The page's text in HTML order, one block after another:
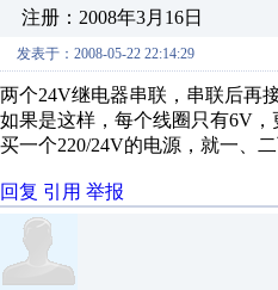
注册：2008年3月16日
发表于：2008-05-22 22:14:29
两个24V继电器串联，串联后再
如果是这样，每个线圈只有6V，
买一个220/24V的电源，就一、二
回复 引用 举报